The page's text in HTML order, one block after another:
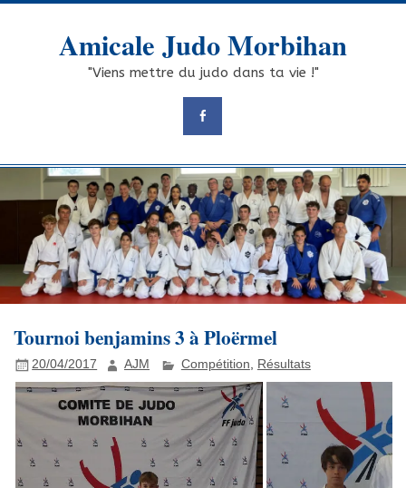
Skip
Amicale Judo Morbihan
"Viens mettre du judo dans ta vie !"
Tournoi benjamins 3 à Ploërmel
20/04/2017 AJM Compétition, Résultats